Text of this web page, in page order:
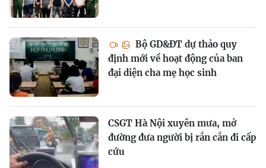
Bộ GD&ĐT dự thảo quy
định mới về hoạt động của ban
đại diện cha mẹ học sinh
CSGT Hà Nội xuyên mưa, mở
đường đưa người bị rắn cắn đi cấp
cứu